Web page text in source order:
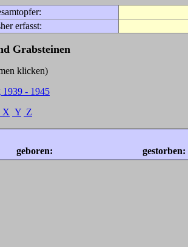
erfasst:
Grabsteinen
klicken)
- 1945
X Y Z
geboren:
gestorben: